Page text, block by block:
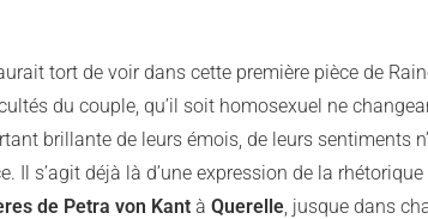
tort de voir dans cette première pièce de
du couple, qu’il soit homosexuel ne
brillante de leurs émois, de leurs sentiments
Il s’agit déjà là d’une expression de la
de Petra von Kant à Querelle, jusque dans